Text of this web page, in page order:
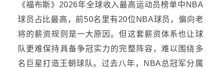
《福布斯》 2026年全球收入最高运动员榜单中NBA
球员占比最高 ，前50名里有20位NBA球员 ，偏向老
将的薪资规则是一大原因。但这套薪资体系也让球
队更难保持具备争冠实力的完整阵容，难以围绕多
名巨星打造王朝球队。过去八年， NBA总冠军分属